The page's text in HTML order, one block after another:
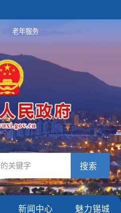
老年服务
新闻中心 魅力锡城